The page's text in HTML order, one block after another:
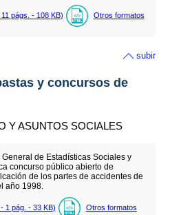
págs. - 108 KB) Otros formatos
subir
y concursos de
Y ASUNTOS SOCIALES
de Estadísticas Sociales y
concurso público abierto de
de los partes de accidentes de
año 1998.
1 pág. - 33 KB) Otros formatos